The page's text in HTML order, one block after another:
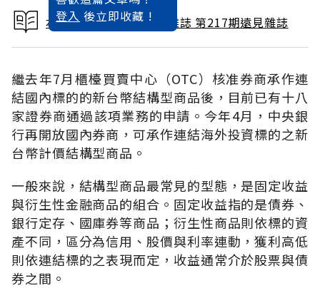
登入 後立即收藏 !
本文出自 2004 / 7月號雜誌 第217期遠見雜誌
繼去年7月櫃檯買賣中心（OTC）核准券商承作連
結國內標的的新台幣結構型商品後，目前已有十八
家證券商通過該項業務的申請。今年4月，中央銀
行再開放國內券商，可承作連結海外投資標的之新
台幣計價結構型商品。
一般來說，結構型商品最常見的型態，是固定收益
與衍生性金融商品的組合。固定收益指的是債券、
銀行定存、國庫券等商品；衍生性商品則依標的資
產不同，區分為信用、股價與利率連動，獲利高低
則依連結標的之表現而定，收益通常介於股票與債
券之間。